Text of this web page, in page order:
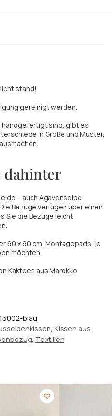
stand!
gereinigt werden.
handgefertigt sind, gibt es
in Größe und Muster,
dahinter
– auch Agavenseide
Bezüge verfügen über einen
Sie die Bezüge leicht
60 x 60 cm. Montagepads, je
möchten.
Kakteen aus Marokko
blau
, Kissen aus
, Textilien